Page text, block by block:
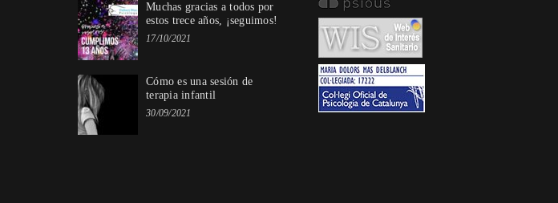
Muchas gracias a todos por
estos trece años, ¡seguimos!
17/10/2021
Cómo es una sesión de
terapia infantil
30/09/2021